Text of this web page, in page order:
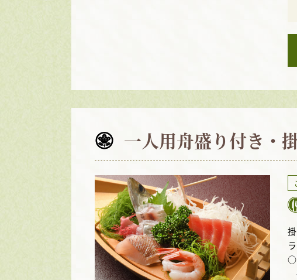
一人用舟盛り付き・